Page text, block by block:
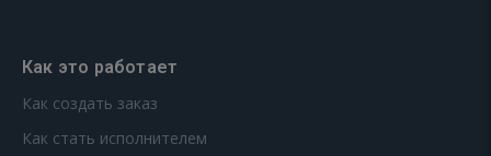
Как это работает
Как создать заказ
Как стать исполнителем